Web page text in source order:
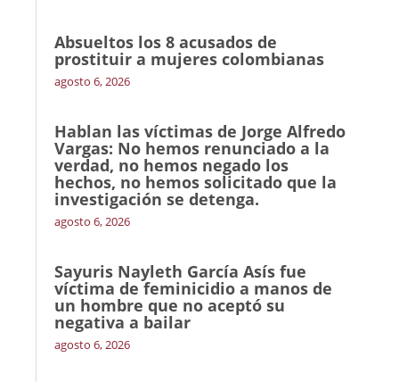
Absueltos los 8 acusados de
prostituir a mujeres colombianas
agosto 6, 2026
Hablan las víctimas de Jorge Alfredo
Vargas: No hemos renunciado a la
verdad, no hemos negado los
hechos, no hemos solicitado que la
investigación se detenga.
agosto 6, 2026
Sayuris Nayleth García Asís fue
víctima de feminicidio a manos de
un hombre que no aceptó su
negativa a bailar
agosto 6, 2026